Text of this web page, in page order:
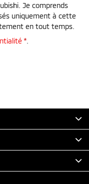
Je comprends
uniquement à cette
en tout temps.
*